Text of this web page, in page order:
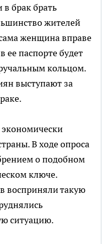
брак брать
жителей
женщина вправе
ее паспорте будет
кольцом.
выступают за
В ходе опроса
о подобном
ключе.
восприняли такую
ситуацию.